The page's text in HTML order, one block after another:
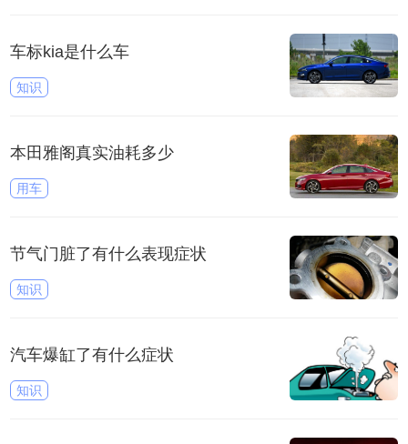
车标kia是什么车
知识
本田雅阁真实油耗多少
用车
节气门脏了有什么表现症状
知识
汽车爆缸了有什么症状
知识